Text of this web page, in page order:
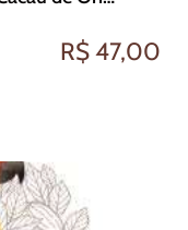
R$ 47,00